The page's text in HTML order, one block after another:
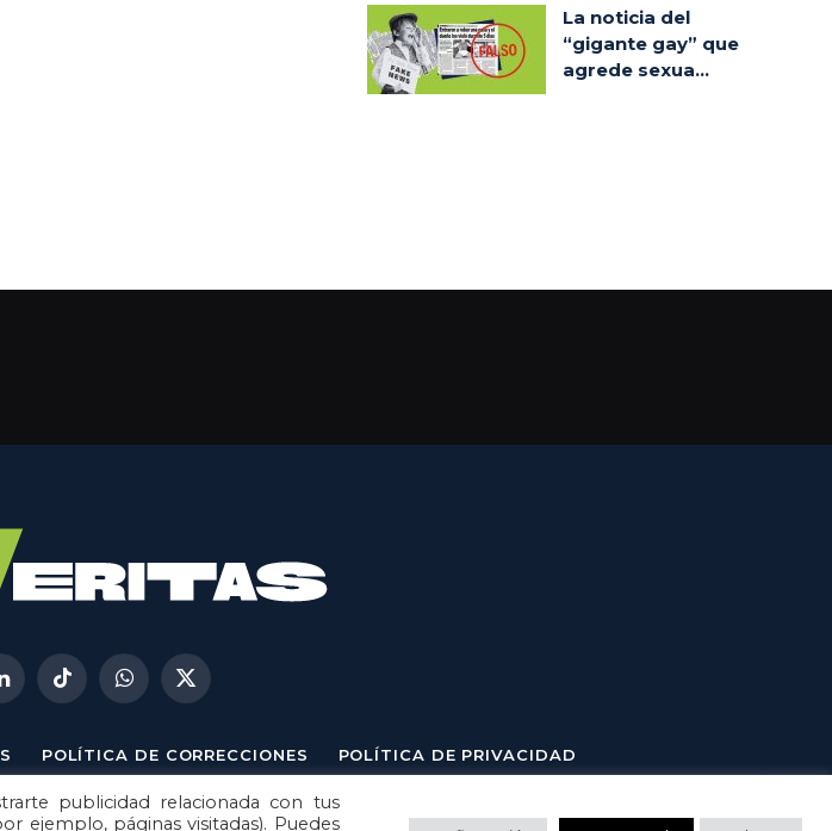
La noticia del
“gigante gay” que
agrede sexua...
TikTokWhatsApp
X
(Twitter)
POLÍTICA DE CORRECCIONES POLÍTICA DE PRIVACIDAD
los derechos reservados.
publicidad relacionada con tus
ejemplo, páginas visitadas). Puedes